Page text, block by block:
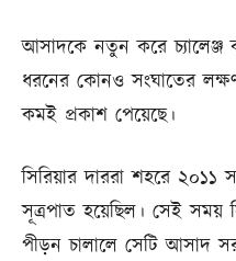
আসাদকে নতুন করে চ্যালেঞ্জ
ধরনের কোনও সংঘাতের
কমই প্রকাশ পেয়েছে।
সিরিয়ার দাররা শহরে ২০১১
সূত্রপাত হয়েছিল। সেই সময়
পীড়ন চালালে সেটি আসাদ